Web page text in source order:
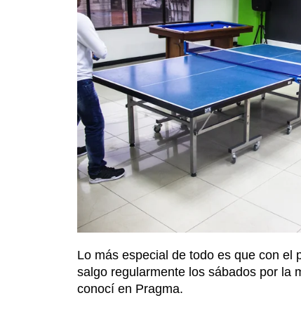
Lo más especial de todo es que con el
salgo regularmente los sábados por la
conocí en Pragma.